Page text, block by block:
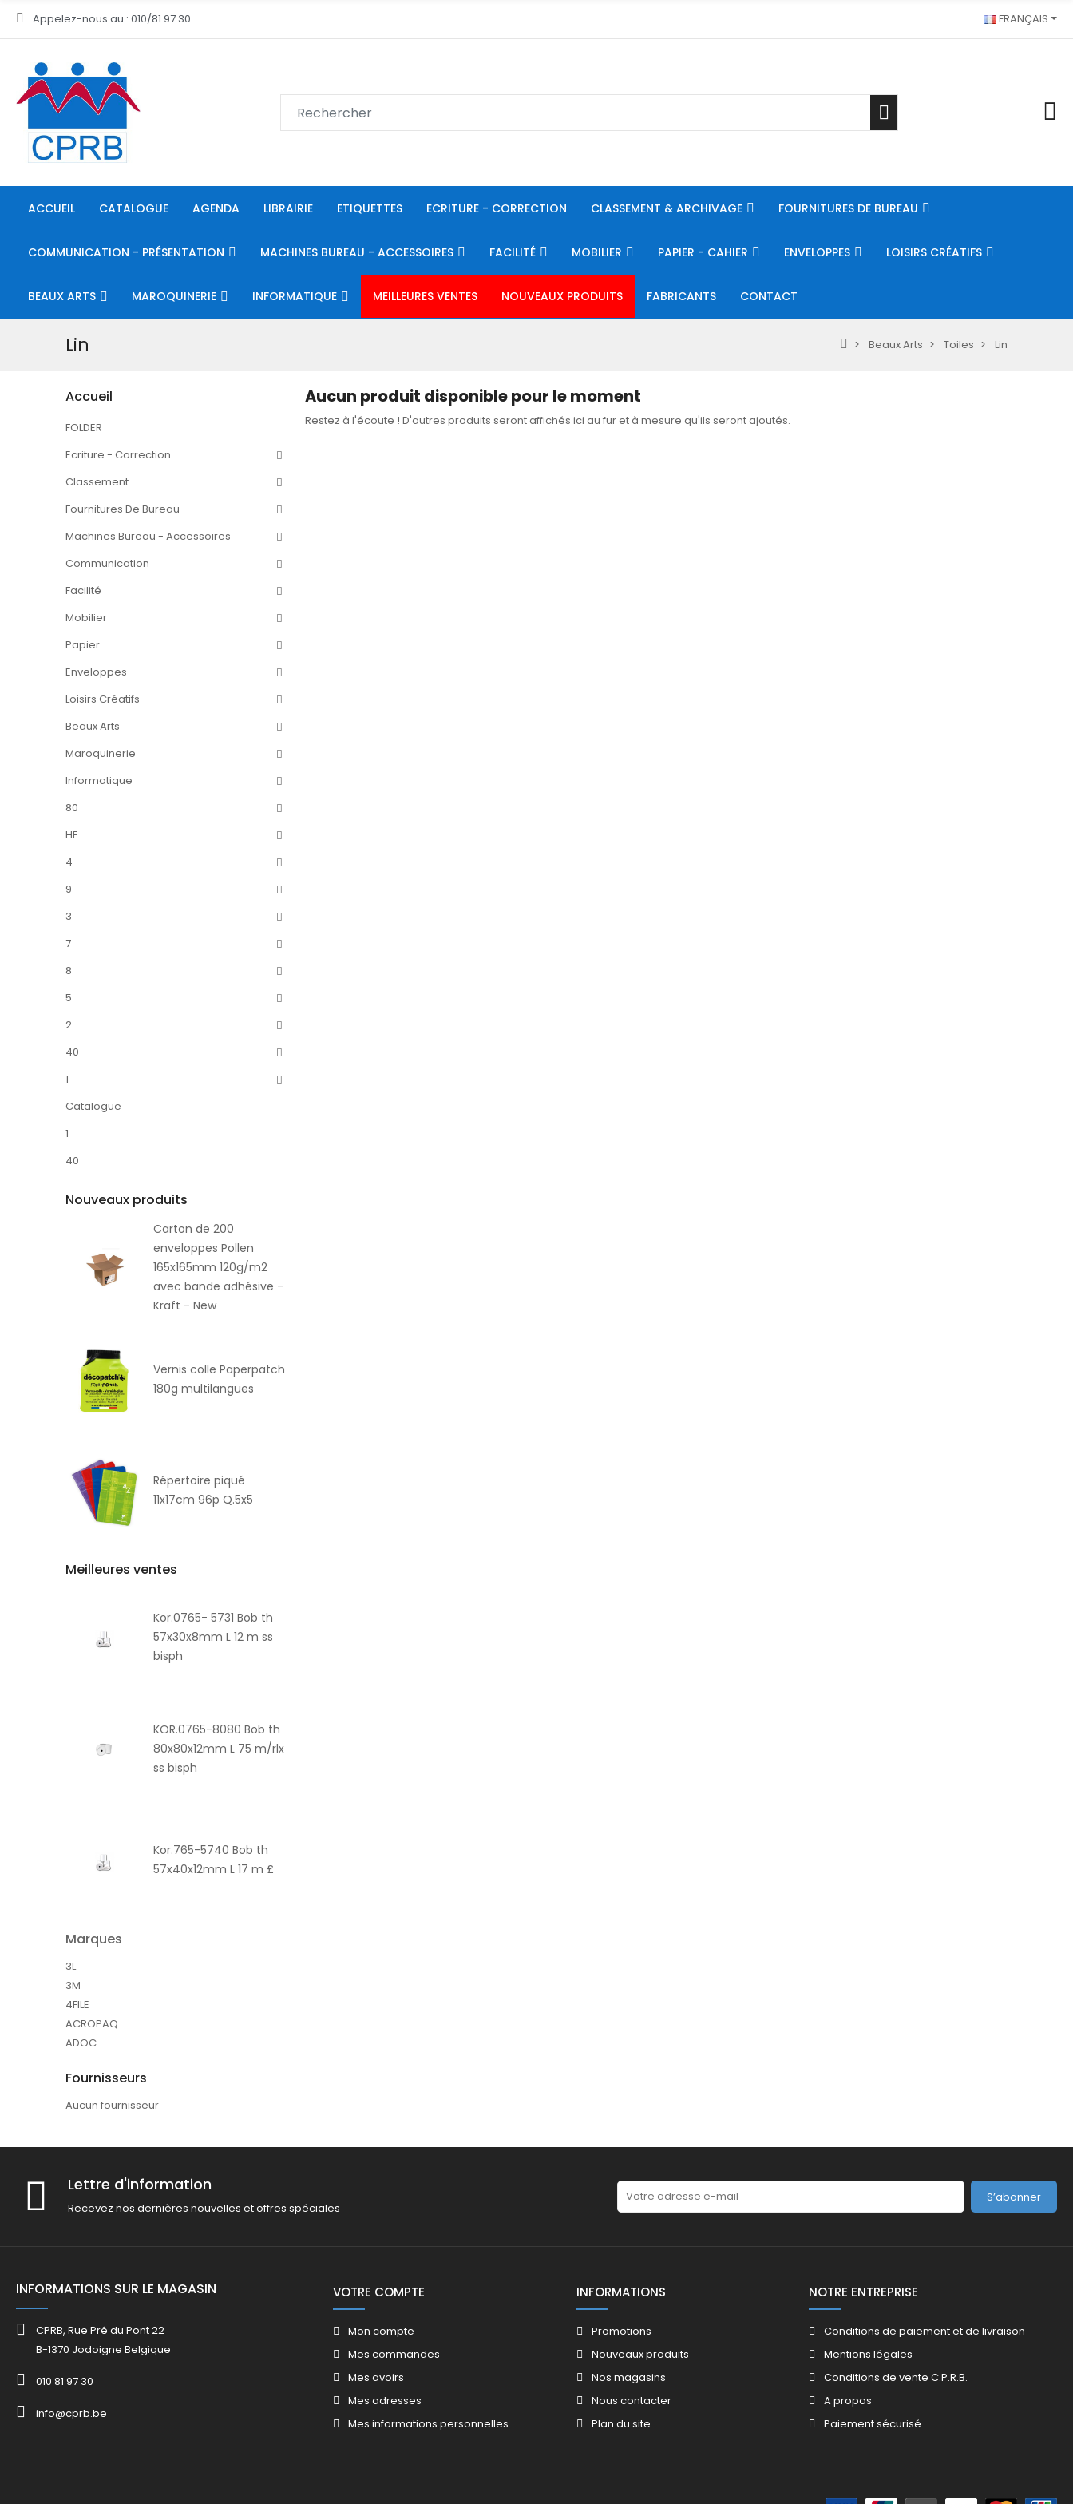
Appelez-nous au : 010/81.97.30 FRANÇAIS
ACCUEIL CATALOGUE AGENDA LIBRAIRIE ETIQUETTES ECRITURE - CORRECTION CLASSEMENT & ARCHIVAGE FOURNITURES DE BUREAU
COMMUNICATION - PRÉSENTATION MACHINES BUREAU - ACCESSOIRES FACILITÉ MOBILIER PAPIER - CAHIER ENVELOPPES LOISIRS CRÉATIFS
BEAUX ARTS MAROQUINERIE INFORMATIQUE MEILLEURES VENTES NOUVEAUX PRODUITS FABRICANTS CONTACT
Lin Beaux Arts Toiles Lin
Accueil
FOLDER
Ecriture - Correction
Classement
Fournitures De Bureau
Machines Bureau - Accessoires
Communication
Facilité
Mobilier
Papier
Enveloppes
Loisirs Créatifs
Beaux Arts
Maroquinerie
Informatique
80
HE
4
9
3
7
8
5
2
40
1
Catalogue
1
40
Nouveaux produits
Carton de 200
enveloppes Pollen
165x165mm 120g/m2
avec bande adhésive -
Kraft - New
Vernis colle Paperpatch
180g multilangues
Répertoire piqué
11x17cm 96p Q.5x5
Meilleures ventes
Kor.0765- 5731 Bob th
57x30x8mm L 12 m ss
bisph
KOR.0765-8080 Bob th
80x80x12mm L 75 m/rlx
ss bisph
Kor.765-5740 Bob th
57x40x12mm L 17 m £
Marques
3L
3M
4FILE
ACROPAQ
ADOC
Fournisseurs
Aucun fournisseur
Aucun produit disponible pour le moment
Restez à l'écoute ! D'autres produits seront affichés ici au fur et à mesure qu'ils seront ajoutés.
Lettre d'information
Recevez nos dernières nouvelles et offres spéciales
S’abonner
INFORMATIONS SUR LE MAGASIN
CPRB, Rue Pré du Pont 22
B-1370 Jodoigne Belgique
010 81 97 30
info@cprb.be
VOTRE COMPTE
Mon compte
Mes commandes
Mes avoirs​
Mes adresses
Mes informations personnelles
INFORMATIONS
Promotions​
Nouveaux produits​
Nos magasins​
Nous contacter​
Plan du site​
NOTRE ENTREPRISE
Conditions de paiement et de livraison
Mentions légales
Conditions de vente C.P.R.B.
A propos
Paiement sécurisé